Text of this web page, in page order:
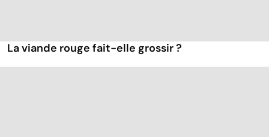
La viande rouge fait-elle grossir ?